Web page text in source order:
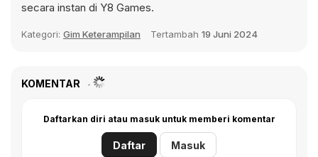
secara instan di Y8 Games.
Kategori: Gim Keterampilan Tertambah 19 Juni 2024
KOMENTAR
Daftarkan diri atau masuk untuk memberi komentar
Daftar Masuk